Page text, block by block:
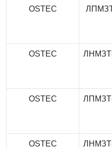
OSTEC
OSTEC
OSTEC
OSTEC